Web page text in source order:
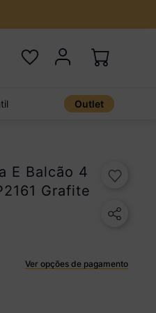
Outlet
E Balcão 4
Grafite
Ver opções de pagamento